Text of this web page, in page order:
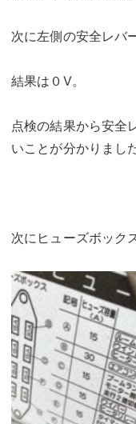
次に左側の安全レバ
結果は０V。
点検の結果から安全
いことが分かりました
次にヒューズボック